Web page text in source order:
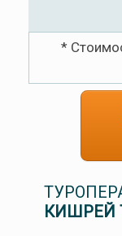
*
КИШРЕЙ